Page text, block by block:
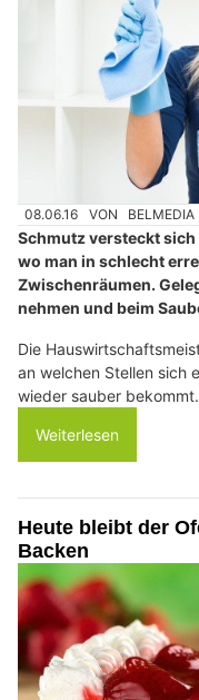
08.06.16 VON BELMEDIA
Schmutz versteckt
wo man in schlecht
Zwischenräumen.
nehmen und beim
Die
an welchen Stellen sich
wieder sauber bekommt.
Weiterlesen
Heute bleibt der
Backen